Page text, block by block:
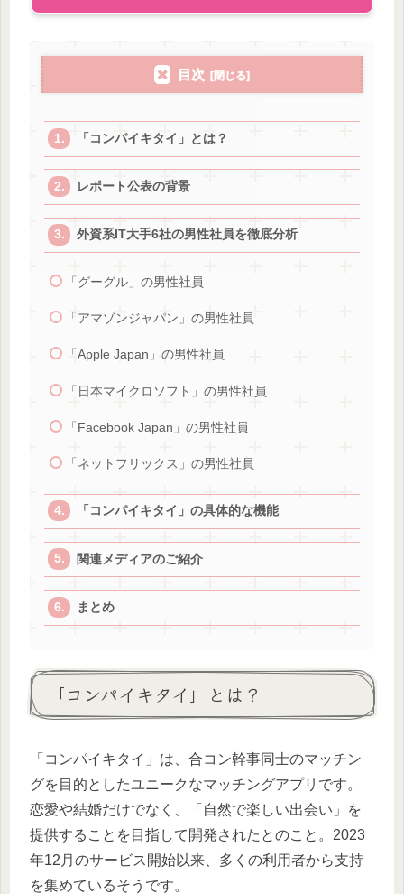
目次
「コンパイキタイ」とは？
レポート公表の背景
外資系IT大手6社の男性社員を徹底分析
「グーグル」の男性社員
「アマゾンジャパン」の男性社員
「Apple Japan」の男性社員
「日本マイクロソフト」の男性社員
「Facebook Japan」の男性社員
「ネットフリックス」の男性社員
「コンパイキタイ」の具体的な機能
関連メディアのご紹介
まとめ
「コンパイキタイ」とは？
「コンパイキタイ」は、合コン幹事同士のマッチン
グを目的としたユニークなマッチングアプリです。
恋愛や結婚だけでなく、「自然で楽しい出会い」を
提供することを目指して開発されたとのこと。2023
年12月のサービス開始以来、多くの利用者から支持
を集めているそうです。